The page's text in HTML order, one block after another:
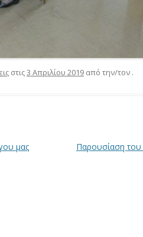
στις3 Απριλίου 2019 από την/τον .
μας
Παρουσίαση του